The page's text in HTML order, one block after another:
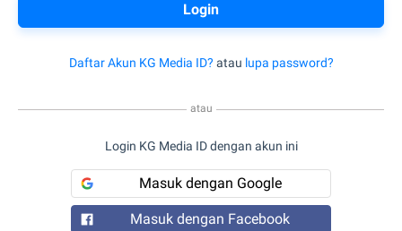
Daftar Akun KG Media ID? atau lupa password?
atau
Login KG Media ID dengan akun ini
Masuk dengan Google
Masuk dengan Facebook